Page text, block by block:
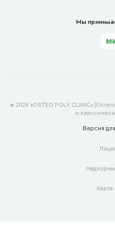
Мы
© 2026 «OSTEO POLY CLINIC»
и
Версия для
Карта